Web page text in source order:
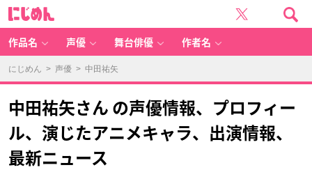
作品名 声優 舞台俳優 作者名
にじめん > 声優 > 中田祐矢
中田祐矢さん の声優情報、プロフィー
ル、演じたアニメキャラ、出演情報、
最新ニュース